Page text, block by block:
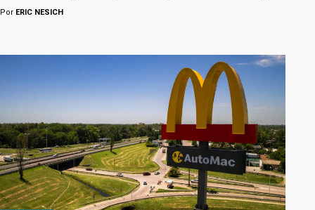
Por ERIC NESICH